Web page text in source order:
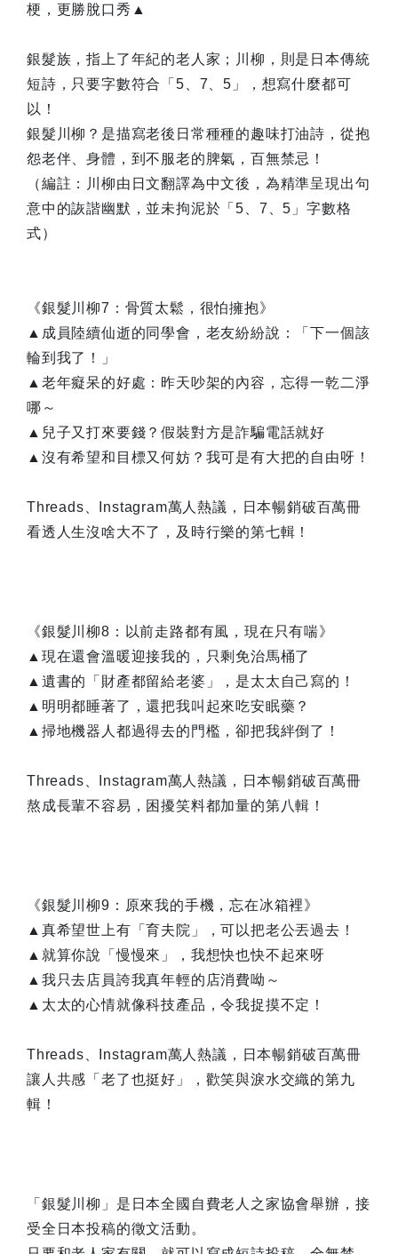
梗，更勝脫口秀▲
銀髮族，指上了年紀的老人家；川柳，則是日本傳統
短詩，只要字數符合「5、7、5」，想寫什麼都可
以！
銀髮川柳？是描寫老後日常種種的趣味打油詩，從抱
怨老伴、身體，到不服老的脾氣，百無禁忌！
（編註：川柳由日文翻譯為中文後，為精準呈現出句
意中的詼諧幽默，並未拘泥於「5、7、5」字數格
式）
《銀髮川柳7：骨質太鬆，很怕擁抱》
▲成員陸續仙逝的同學會，老友紛紛說：「下一個該
輪到我了！」
▲老年癡呆的好處：昨天吵架的內容，忘得一乾二淨
哪～
▲兒子又打來要錢？假裝對方是詐騙電話就好
▲沒有希望和目標又何妨？我可是有大把的自由呀！
Threads、Instagram萬人熱議，日本暢銷破百萬冊
看透人生沒啥大不了，及時行樂的第七輯！
《銀髮川柳8：以前走路都有風，現在只有喘》
▲現在還會溫暖迎接我的，只剩免治馬桶了
▲遺書的「財產都留給老婆」，是太太自己寫的！
▲明明都睡著了，還把我叫起來吃安眠藥？
▲掃地機器人都過得去的門檻，卻把我絆倒了！
Threads、Instagram萬人熱議，日本暢銷破百萬冊
熬成長輩不容易，困擾笑料都加量的第八輯！
《銀髮川柳9：原來我的手機，忘在冰箱裡》
▲真希望世上有「育夫院」，可以把老公丟過去！
▲就算你說「慢慢來」，我想快也快不起來呀
▲我只去店員誇我真年輕的店消費呦～
▲太太的心情就像科技產品，令我捉摸不定！
Threads、Instagram萬人熱議，日本暢銷破百萬冊
讓人共感「老了也挺好」，歡笑與淚水交織的第九
輯！
「銀髮川柳」是日本全國自費老人之家協會舉辦，接
受全日本投稿的徵文活動。